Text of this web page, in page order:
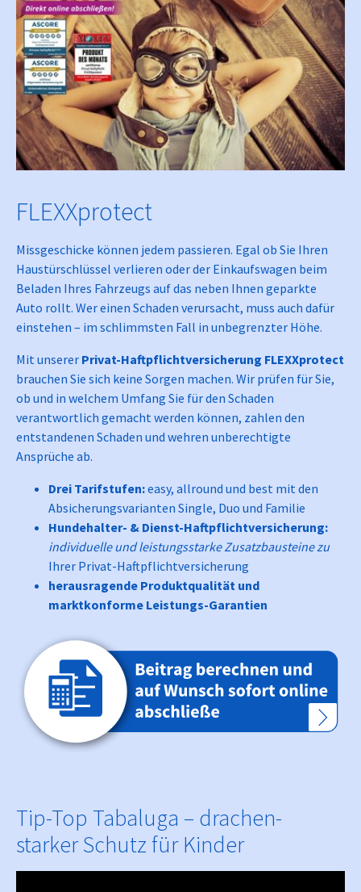
FLEXXprotect
Missgeschicke können jedem passieren. Egal ob Sie Ihren
Haustürschlüssel verlieren oder der Einkaufswagen beim
Beladen Ihres Fahrzeugs auf das neben Ihnen geparkte
Auto rollt. Wer einen Schaden verursacht, muss auch dafür
einstehen – im schlimmsten Fall in unbegrenzter Höhe.
Mit unserer Privat-Haftpflichtversicherung FLEXXprotect
brauchen Sie sich keine Sorgen machen. Wir prüfen für Sie,
ob und in welchem Umfang Sie für den Schaden
verantwortlich gemacht werden können, zahlen den
entstandenen Schaden und wehren unberechtigte
Ansprüche ab.
Drei Tarifstufen:easy, allround und best mit den
Absicherungsvarianten Single, Duo und Familie
Hundehalter- & Dienst-Haftpflichtversicherung:
individuelle und leistungsstarke Zusatzbausteine zu
Ihrer Privat-Haftpflichtversicherung
herausragende Produktqualität und
marktkonforme Leistungs-Garantien
Tip-Top Tabaluga – drachen-
starker Schutz für Kinder